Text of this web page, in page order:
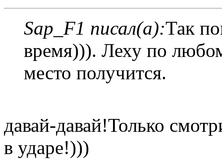
Sap_F1 писал(а):Так
время))). Леху по
место получится.
давай-давай!Только
в ударе!)))